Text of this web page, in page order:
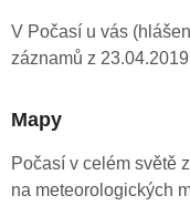
V Počasí u vás
záznamů z
Mapy
Počasí v celém světě
na meteorologických